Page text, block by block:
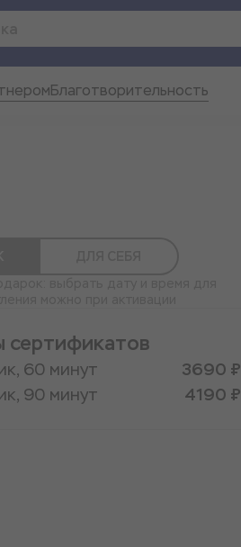
Благотворительность
сертификатов
60 минут
3690 ₽
90 минут
4190 ₽